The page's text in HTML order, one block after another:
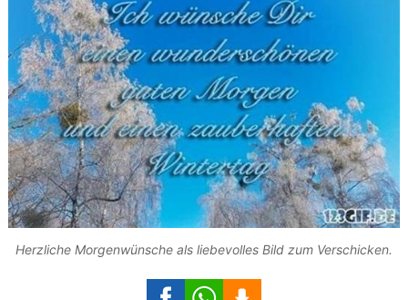
Herzliche Morgenwünsche als liebevolles Bild zum Verschicken.